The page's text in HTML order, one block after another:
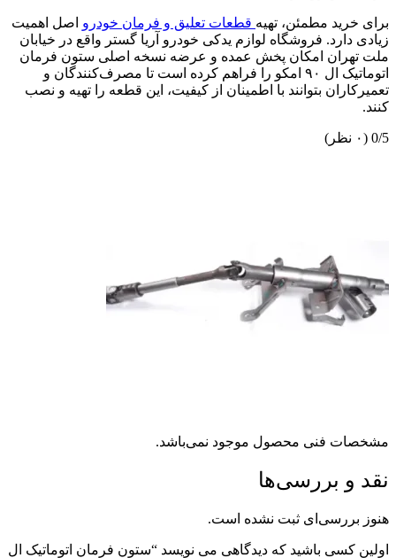
مطمئن، تهیهقطعات تعلیق و فرمان خودرواصل اهمیت
فروشگاه لوازم یدکی خودرو آریا گستر واقع در خیابان
امکان پخش عمده و عرضه نسخه اصلی ستون فرمان
اتوماتیک ال ۹۰ امکو را فراهم کرده است تا مصرف‌کنندگان و
بتوانند با اطمینان از کیفیت، این قطعه را تهیه و نصب
فنی محصول موجود نمی‌باشد.
بررسی‌ها
ثبت نشده است.
باشید که دیدگاهی می نویسد “ستون فرمان اتوماتیک ال